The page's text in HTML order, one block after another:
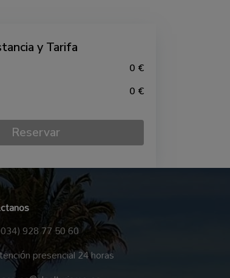
y Tarifa
0 €
0 €
Reservar
928 77 50 60
presencial 24 horas